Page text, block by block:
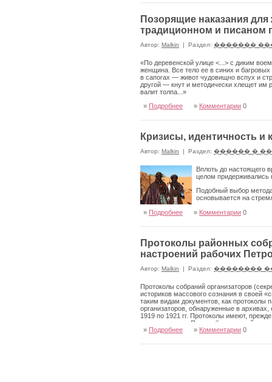
Позорящие наказания
традиционном и писаном
Автор: Malkin | Раздел: �������
«По деревенской улице <...> с диким
женщина. Все тело ее в синих и
в сапогах — живот чудовищно вспух и
другой — кнут и методически хлещет им
валит толпа...»
» Подробнее » Комментарии 0
Кризисы, идентичность и
Автор: Malkin | Раздел: ������ �
Вплоть до настоящего
целом придерживались
Подобный выбор
основывается на
» Подробнее » Комментарии 0
Протоколы районных
настроений рабочих
Автор: Malkin | Раздел: ��������
Протоколы собраний организаторов
историков массового сознания в своей
таким видам документов, как протоколы
организаторов, обнаруженные в
1919 по 1921 гг. Протоко­лы имеют,
«постановили». По­чти обязательной в
Традиционно именно ему отводилось
настроениях рабочих, но в основном
» Подробнее » Комментарии 0